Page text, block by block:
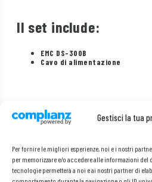
Gestisci la tua
Per fornire le migliori esperienze, noi e i nostri
per memorizzare e/o accedere alle informazioni del
tecnologie permetterà a noi e ai nostri partner di
Il set include:
EMC DS-300B
Cavo di alimentazione